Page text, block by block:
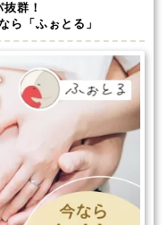
群！
ら「ふぉとる」